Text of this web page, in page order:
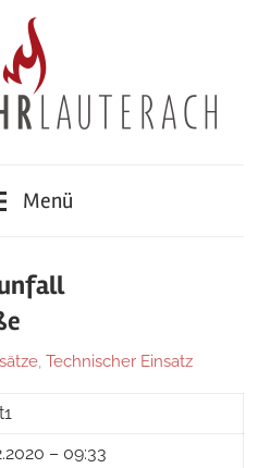
Menü
, Technischer Einsatz
– 09:33